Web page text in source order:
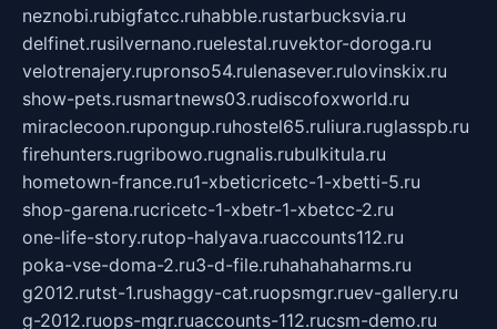
neznobi.rubigfatcc.ruhabble.rustarbucksvia.ru
delfinet.rusilvernano.ruelestal.ruvektor-doroga.ru
velotrenajery.rupronso54.rulenasever.rulovinskix.ru
show-pets.rusmartnews03.rudiscofoxworld.ru
miraclecoon.rupongup.ruhostel65.ruliura.ruglasspb.ru
firehunters.rugribowo.rugnalis.rubulkitula.ru
hometown-france.ru1-xbeticricetc-1-xbetti-5.ru
shop-garena.rucricetc-1-xbetr-1-xbetcc-2.ru
one-life-story.rutop-halyava.ruaccounts112.ru
poka-vse-doma-2.ru3-d-file.ruhahahaharms.ru
g2012.rutst-1.rushaggy-cat.ruopsmgr.ruev-gallery.ru
g-2012.ruops-mgr.ruaccounts-112.rucsm-demo.ru